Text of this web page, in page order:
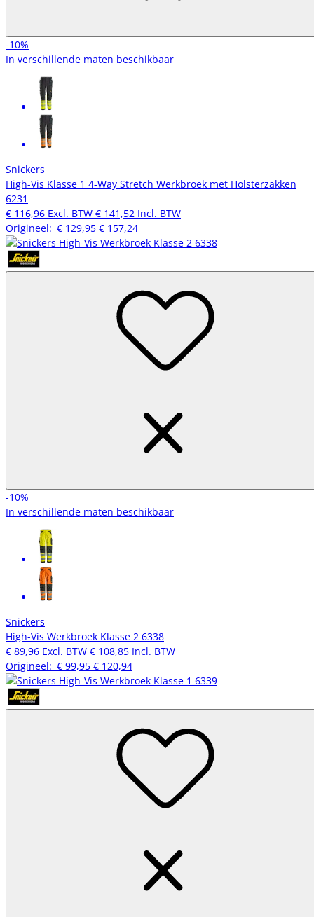
-10%
In verschillende maten beschikbaar
Snickers
High-Vis Klasse 1 4-Way Stretch Werkbroek met Holsterzakken
6231
€ 116,96 Excl. BTW € 141,52 Incl. BTW
Origineel: € 129,95 € 157,24
-10%
In verschillende maten beschikbaar
Snickers
High-Vis Werkbroek Klasse 2 6338
€ 89,96 Excl. BTW € 108,85 Incl. BTW
Origineel: € 99,95 € 120,94